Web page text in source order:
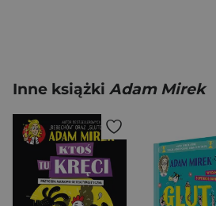
Inne książki Adam Mirek